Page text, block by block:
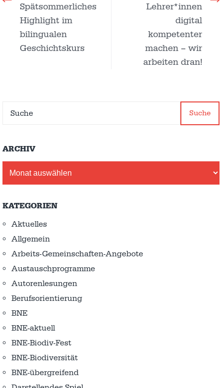
Spätsommerliches
Highlight im
bilingualen
Geschichtskurs
Lehrer*innen
digital
kompetenter
machen – wir
arbeiten dran!
Suche
ARCHIV
KATEGORIEN
Aktuelles
Allgemein
Arbeits-Gemeinschaften-Angebote
Austausch­programme
Autorenlesungen
Berufsorientierung
BNE
BNE-aktuell
BNE-Biodiv-Fest
BNE-Biodiversität
BNE-übergreifend